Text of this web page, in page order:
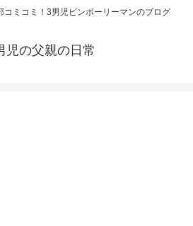
コミコミ！3男児ビンボーリーマンのブログ
児の父親の日常